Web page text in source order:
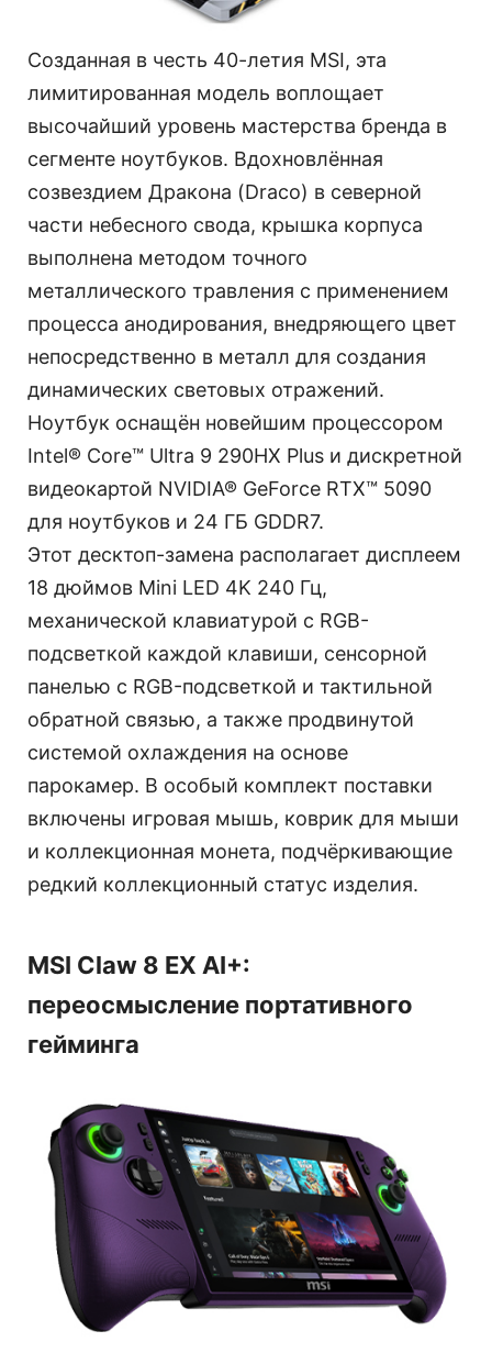
Созданная в честь 40-летия MSI, эта
лимитированная модель воплощает
высочайший уровень мастерства бренда в
сегменте ноутбуков. Вдохновлённая
созвездием Дракона (Draco) в северной
части небесного свода, крышка корпуса
выполнена методом точного
металлического травления с применением
процесса анодирования, внедряющего цвет
непосредственно в металл для создания
динамических световых отражений.
Ноутбук оснащён новейшим процессором
Intel® Core™ Ultra 9 290HX Plus и дискретной
видеокартой NVIDIA® GeForce RTX™ 5090
для ноутбуков и 24 ГБ GDDR7.
Этот десктоп-замена располагает дисплеем
18 дюймов Mini LED 4K 240 Гц,
механической клавиатурой с RGB-
подсветкой каждой клавиши, сенсорной
панелью с RGB-подсветкой и тактильной
обратной связью, а также продвинутой
системой охлаждения на основе
парокамер. В особый комплект поставки
включены игровая мышь, коврик для мыши
и коллекционная монета, подчёркивающие
редкий коллекционный статус изделия.
MSI Claw 8 EX AI+:
переосмысление портативного
гейминга